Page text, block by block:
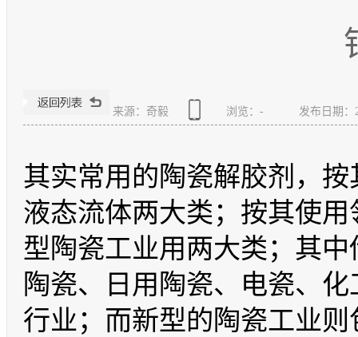
来源：奇毅 浏览： - 发布日期：
其实常用的陶瓷解胶剂，
液态流体两大类；按其使
型陶瓷工业用两大类；其
陶瓷、日用陶瓷、电瓷、
行业；而新型的陶瓷工业